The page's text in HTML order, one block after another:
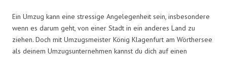
Ein Umzug kann eine stressige Angelegenheit sein, insbesondere
wenn es darum geht, von einer Stadt in ein anderes Land zu
ziehen. Doch mit Umzugsmeister König Klagenfurt am Wörthersee
als deinem Umzugsunternehmen kannst du dich auf einen